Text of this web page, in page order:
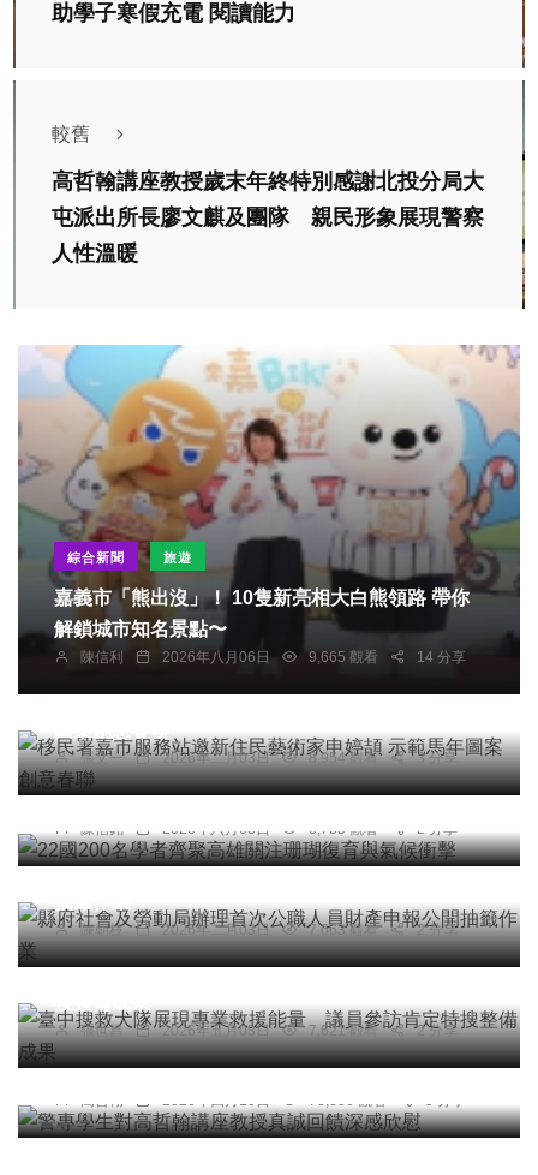
助學子寒假充電 閱讀能力
較舊
高哲翰講座教授歲末年終特別感謝北投分局大
屯派出所長廖文麒及團隊 親民形象展現警察
人性溫暖
綜合新聞 旅遊
嘉義市「熊出沒」！ 10隻新亮相大白熊領路 帶你
解鎖城市知名景點〜
陳信利 2026年八月06日 9,665 觀看 14 分享
綜合新聞
移民署嘉市服務站邀新住民藝術家申婷頡 示範馬年
張文一 2026年二月03日 8,954 觀看 3 分享
綜合新聞
22國200名學者齊聚高雄關注珊瑚復育與氣候衝擊
陳信銘 2026年六月08日 6,785 觀看 2 分享
綜合新聞
縣府社會及勞動局辦理首次公職人員財產申報公開
陳朝枝 2026年二月03日 7,663 觀看 2 分享
社會 綜合新聞
臺中搜救犬隊展現專業救援能量 議員參訪肯定特
張世昌 2026年五月08日 7,621 觀看 2 分享
專欄
警專學生對高哲翰講座教授真誠回饋深感欣慰
高哲翰 2026年四月10日 73,336 觀看 5 分享